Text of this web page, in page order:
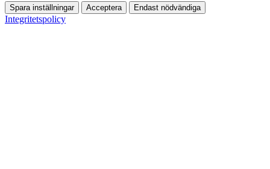
Spara inställningar Acceptera Endast nödvändiga
Integritetspolicy